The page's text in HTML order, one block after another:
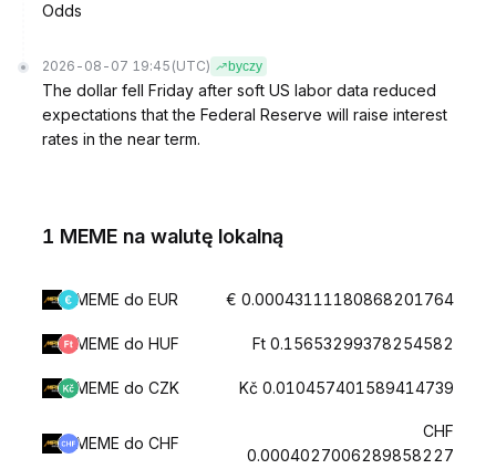
Odds
2026-08-07 19:45 (UTC) byczy
The dollar fell Friday after soft US labor data reduced
expectations that the Federal Reserve will raise interest
rates in the near term.
1 MEME na walutę lokalną
MEME do EUR € 0.00043111180868201764
MEME do HUF Ft 0.15653299378254582
MEME do CZK Kč 0.010457401589414739
MEME do CHF
CHF
0.0004027006289858227